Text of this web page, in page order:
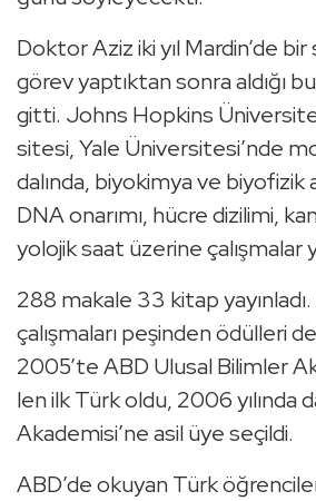
Dok­tor Aziz iki yıl Mar­din’de bir
görev yap­tık­tan sonra al­dı­ğı
gitti. Johns Hop­kins
si­te­si, Yale Üni­ver­si­te­si’nde
da­lın­da, bi­yo­kim­ya ve bi­yo­fi­zik
DNA ona­rı­mı, hücre di­zi­li­mi,
yo­lo­jik saat üze­ri­ne ça­lış­ma­lar
288 ma­ka­le 33 kitap ya­yın­la­dı.
ça­lış­ma­la­rı pe­şin­den ödül­le­ri
2005’te ABD Ulu­sal Bi­lim­ler
len ilk Türk oldu, 2006 yı­lın­da
Aka­de­mi­si’ne asil üye se­çil­di.
ABD’de oku­yan Türk